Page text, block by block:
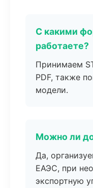
С какими
работаете?
Принимаем
PDF, также
модели.
Можно ли
Да,
ЕАЭС, при
экспортную